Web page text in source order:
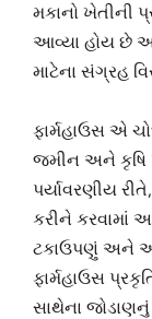
મકાનો ખેતીની
આવ્યા હોય છે
માટેના સંગ્રહ
ફાર્મહાઉસ એ
જમીન અને કૃષિ
પર્યાવરણીય
કરીને કરવામાં
ટકાઉપણું અને
ફાર્મહાઉસ
સાથેના